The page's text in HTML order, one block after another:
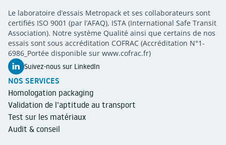
METROPACK Packaging validation
Metropack
Le laboratoire d’essais Metropack et ses collaborateurs sont
certifiés ISO 9001 (par l’AFAQ), ISTA (International Safe Transit
Association). Notre système Qualité ainsi que certains de nos
essais sont sous accréditation COFRAC (Accréditation N°1-
6986_Portée disponible sur www.cofrac.fr)
Suivez-nous sur LinkedIn
NOS SERVICES
Homologation packaging
Validation de l’aptitude au transport
Test sur les matériaux
Audit & conseil